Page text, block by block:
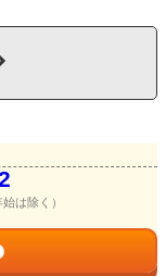
は除く）